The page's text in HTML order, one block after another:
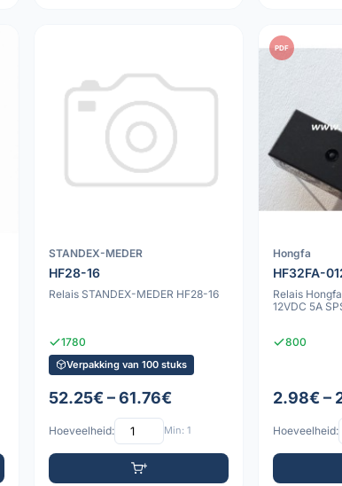
STANDEX-MEDER
HF28-16
Relais STANDEX-MEDER HF28-16
1780
Verpakking van 100 stuks
52.25€ – 61.76€
Hoeveelheid: Min: 1
PDF
Hongfa
HF32FA-
Relais
12VDC 5A
800
2.98€ –
Hoeveelheid: